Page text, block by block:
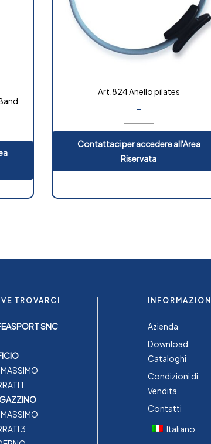
Art.824 Anello pilates
-
Contattaci per accedere all'Area
Riservata
TROVARCI
SNC
1
3
INFORMAZIONI
Azienda
Download
Cataloghi
Condizioni di
Vendita
Contatti
Italiano